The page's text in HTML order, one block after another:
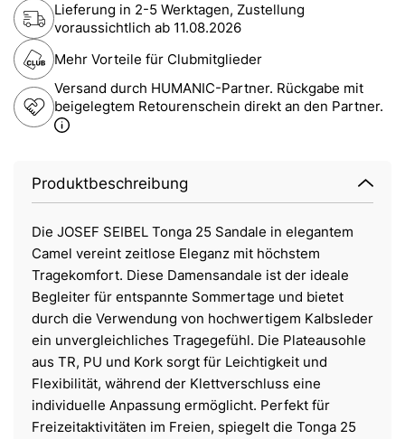
Lieferung in 2-5 Werktagen, Zustellung
voraussichtlich ab 11.08.2026
Mehr Vorteile für Clubmitglieder
Versand durch HUMANIC-Partner. Rückgabe mit
beigelegtem Retourenschein direkt an den Partner.
Produktbeschreibung
Die JOSEF SEIBEL Tonga 25 Sandale in elegantem
Camel vereint zeitlose Eleganz mit höchstem
Tragekomfort. Diese Damensandale ist der ideale
Begleiter für entspannte Sommertage und bietet
durch die Verwendung von hochwertigem Kalbsleder
ein unvergleichliches Tragegefühl. Die Plateausohle
aus TR, PU und Kork sorgt für Leichtigkeit und
Flexibilität, während der Klettverschluss eine
individuelle Anpassung ermöglicht. Perfekt für
Freizeitaktivitäten im Freien, spiegelt die Tonga 25